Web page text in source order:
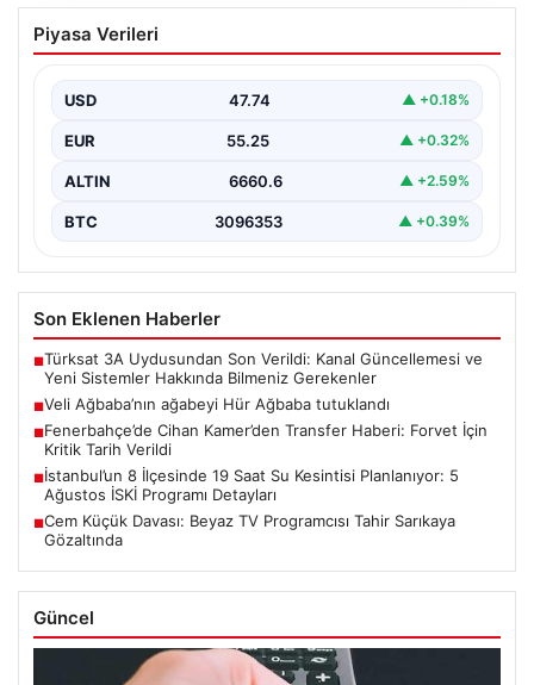
Veli Ağbaba’nın ağabeyi Hür Ağbaba
tutuklandı
Piyasa Verileri
USD 47.74 ▲ +0.18%
EUR 55.25 ▲ +0.32%
ALTIN 6660.6 ▲ +2.59%
BTC 3096353 ▲ +0.39%
Son Eklenen Haberler
■Türksat 3A Uydusundan Son Verildi: Kanal Güncellemesi ve
Yeni Sistemler Hakkında Bilmeniz Gerekenler
■Veli Ağbaba’nın ağabeyi Hür Ağbaba tutuklandı
■Fenerbahçe’de Cihan Kamer’den Transfer Haberi: Forvet İçin
Kritik Tarih Verildi
■İstanbul’un 8 İlçesinde 19 Saat Su Kesintisi Planlanıyor: 5
Ağustos İSKİ Programı Detayları
■Cem Küçük Davası: Beyaz TV Programcısı Tahir Sarıkaya
Gözaltında
Güncel